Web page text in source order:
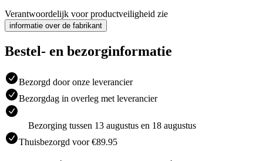
Verantwoordelijk voor productveiligheid zie
informatie over de fabrikant
Bestel- en bezorginformatie
Bezorgd door onze leverancier
Bezorgdag in overleg met leverancier
Bezorging tussen 13 augustus en 18 augustus
Thuisbezorgd voor €89.95